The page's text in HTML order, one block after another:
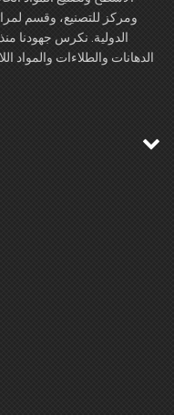
ومركز للتصنيع، وقسم
الدهانات والطلاءات والمواد